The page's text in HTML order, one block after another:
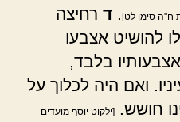
ח"ה סימן לט] ד רחיצה
להושיט אצבעו
בלבד,
ואם היה לכלוך על
חושש.
[ילקוט יוסף מועדים